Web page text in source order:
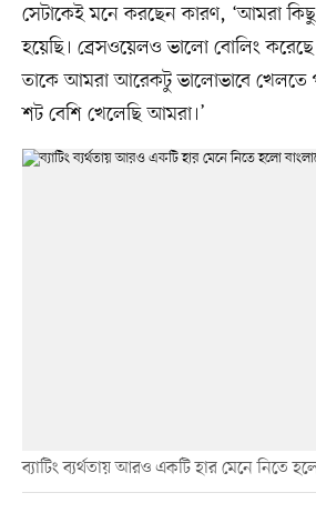
সেটাকেই মনে করছেন কারণ, ‘আমরা
হয়েছি। ব্রেসওয়েলও ভালো বোলিং
তাকে আমরা আরেকটু ভালোভাবে খেলতে
শট বেশি খেলেছি আমরা।’
ব্যাটিং ব্যর্থতায় আরও একটি হার মেনে নিতে